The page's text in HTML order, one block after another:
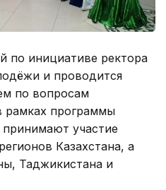
по инициативе ректора
и проводится
по вопросам
рамках программы
принимают участие
Казахстана, а
Таджикистана и